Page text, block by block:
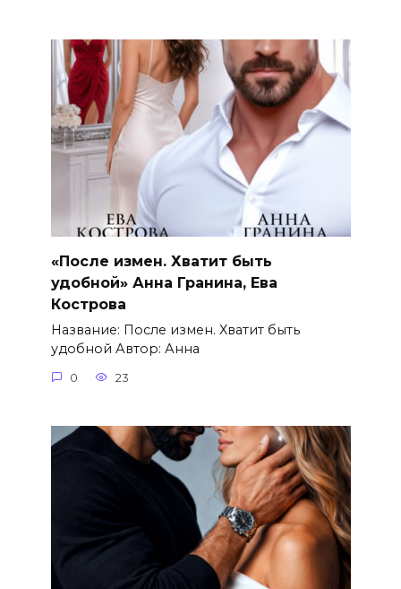
«После измен. Хватит быть
удобной» Анна Гранина, Ева
Кострова
Название: После измен. Хватит быть
удобной Автор: Анна
0 23